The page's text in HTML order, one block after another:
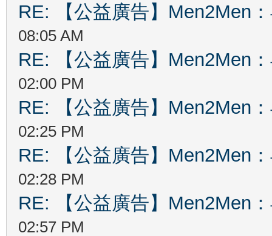
RE: 【公益廣告】Men2Men
08:05 AM
RE: 【公益廣告】Men2Men
02:00 PM
RE: 【公益廣告】Men2Men
02:25 PM
RE: 【公益廣告】Men2Men
02:28 PM
RE: 【公益廣告】Men2Men
02:57 PM